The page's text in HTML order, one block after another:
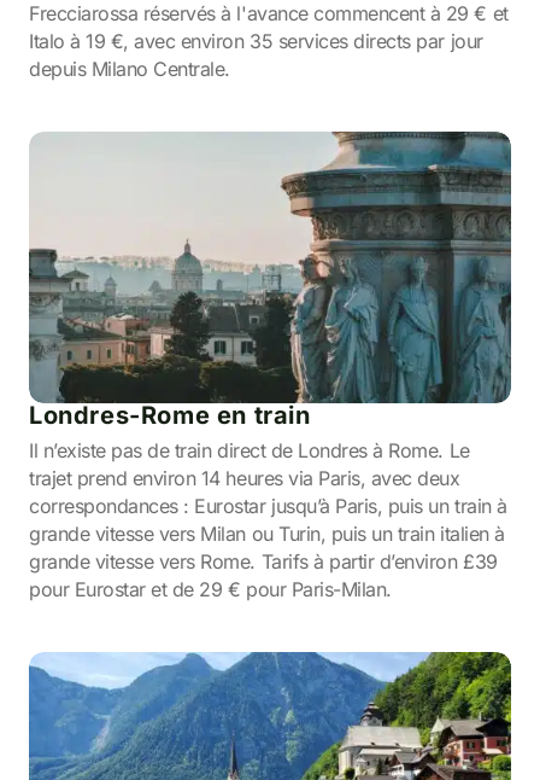
Frecciarossa réservés à l'avance commencent à 29 € et
Italo à 19 €, avec environ 35 services directs par jour
depuis Milano Centrale.
Londres-Rome en train
Il n’existe pas de train direct de Londres à Rome. Le
trajet prend environ 14 heures via Paris, avec deux
correspondances : Eurostar jusqu’à Paris, puis un train à
grande vitesse vers Milan ou Turin, puis un train italien à
grande vitesse vers Rome. Tarifs à partir d’environ £39
pour Eurostar et de 29 € pour Paris-Milan.